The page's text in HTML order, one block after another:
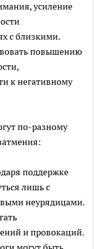
усиление
с близкими.
повышению
к негативному
по-разному
поддержке
лишь с
неурядицами.
и провокаций.